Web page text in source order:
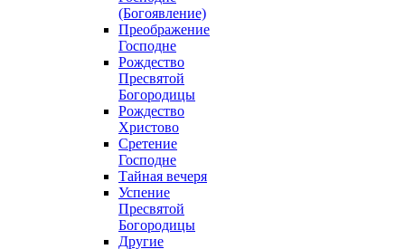
(Богоявление)
Преображение
Господне
Рождество
Пресвятой
Богородицы
Рождество
Христово
Сретение
Господне
Тайная вечеря
Успение
Пресвятой
Богородицы
Другие